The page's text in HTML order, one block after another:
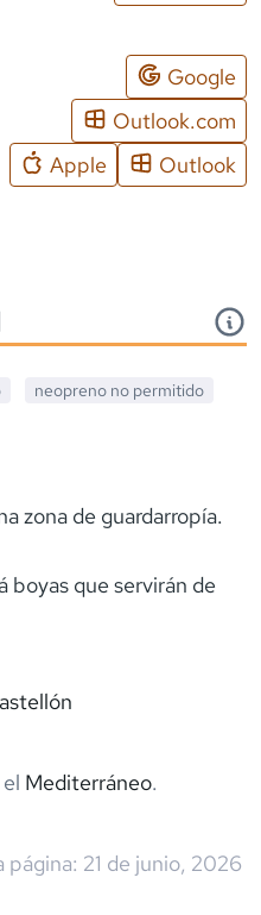
Google
Outlook.com
Apple
Outlook
neopreno no permitido
zona de guardarropía.
boyas que servirán de
Mediterráneo.
página: 21 de junio, 2026